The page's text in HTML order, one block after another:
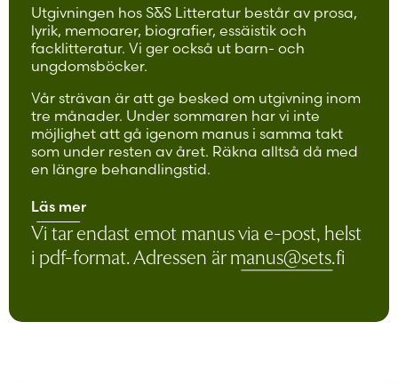
Utgivningen hos S&S Litteratur består av prosa,
lyrik, memoarer, biografier, essäistik och
facklitteratur. Vi ger också ut barn- och
ungdomsböcker.
Vår strävan är att ge besked om utgivning inom
tre månader. Under sommaren har vi inte
möjlighet att gå igenom manus i samma takt
som under resten av året. Räkna alltså då med
en längre behandlingstid.
Läs mer
Vi tar endast emot manus via e-post, helst
i pdf-format. Adressen ärmanus@sets.fi